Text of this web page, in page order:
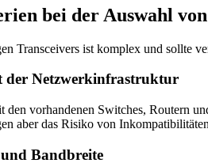
bei der Auswahl
Transceivers ist komplex und sollte
Netzwerkinfrastruktur
den vorhandenen Switches, Routern
aber das Risiko von
Bandbreite